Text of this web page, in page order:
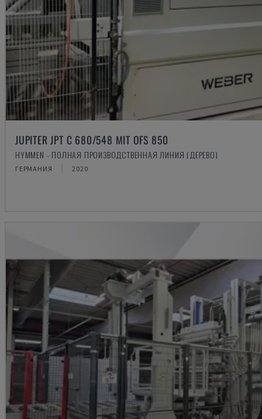
JUPITER JPT C 680/548 MIT OFS 850
HYMMEN - ПОЛНАЯ ПРОИЗВОДСТВЕННАЯ ЛИНИЯ (ДЕРЕВО)
ГЕРМАНИЯ 2020